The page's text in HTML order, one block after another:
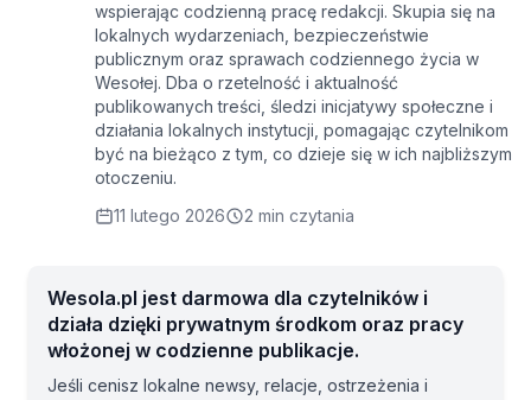
wspierając codzienną pracę redakcji. Skupia się na
lokalnych wydarzeniach, bezpieczeństwie
publicznym oraz sprawach codziennego życia w
Wesołej. Dba o rzetelność i aktualność
publikowanych treści, śledzi inicjatywy społeczne i
działania lokalnych instytucji, pomagając czytelnikom
być na bieżąco z tym, co dzieje się w ich najbliższym
otoczeniu.
11 lutego 2026
2 min czytania
Wesola.pl jest darmowa dla czytelników i
działa dzięki prywatnym środkom oraz pracy
włożonej w codzienne publikacje.
Jeśli cenisz lokalne newsy, relacje, ostrzeżenia i